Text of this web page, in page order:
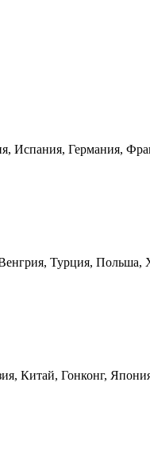
Испания, Германия,
Турция, Польша,
Китай, Гонконг,